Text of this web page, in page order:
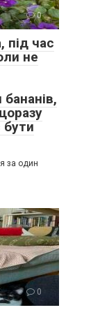
0
під час
не
за один
0